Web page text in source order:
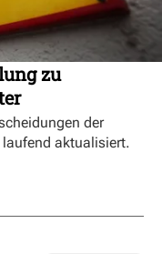
zu
der
laufend aktualisiert.